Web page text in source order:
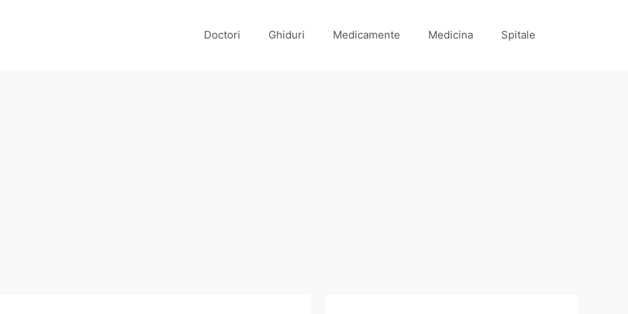
Doctori Ghiduri Medicamente Medicina Spitale